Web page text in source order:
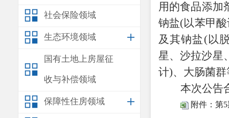
社会保险领域
生态环境领域
国有土地上房屋征
收与补偿领域
保障性住房领域
用的食品添加
钠盐(以苯甲
及其钠盐(以
星、沙拉沙星
计)、大肠菌
本次公告
附件：第